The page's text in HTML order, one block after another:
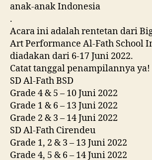
anak-anak Indonesia
.
Acara ini adalah rentetan dari
Art Performance Al-Fath School
diadakan dari 6-17 Juni 2022.
Catat tanggal penampilannya ya!
SD Al-Fath BSD
Grade 4 & 5 – 10 Juni 2022
Grade 1 & 6 – 13 Juni 2022
Grade 2 & 3 – 14 Juni 2022
SD Al-Fath Cirendeu
Grade 1, 2 & 3 – 13 Juni 2022
Grade 4, 5 & 6 – 14 Juni 2022